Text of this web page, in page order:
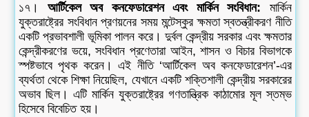
১৭। আর্টিকেল অব কনফেডারেশন এবং মার্কিন সংবিধান: মার্কিন
যুক্তরাষ্ট্রের সংবিধান প্রণয়নের সময় মন্টেস্কুর ক্ষমতা স্বতন্ত্রীকরণ নীতি
একটি প্রভাবশালী ভূমিকা পালন করে। দুর্বল কেন্দ্রীয় সরকার এবং ক্ষমতার
কেন্দ্রীকরণের ভয়ে, সংবিধান প্রণেতারা আইন, শাসন ও বিচার বিভাগকে
স্পষ্টভাবে পৃথক করেন। এই নীতি ‘আর্টিকেল অব কনফেডারেশন’-এর
ব্যর্থতা থেকে শিক্ষা নিয়েছিল, যেখানে একটি শক্তিশালী কেন্দ্রীয় সরকারের
অভাব ছিল। এটি মার্কিন যুক্তরাষ্ট্রের গণতান্ত্রিক কাঠামোর মূল স্তম্ভ
হিসেবে বিবেচিত হয়।